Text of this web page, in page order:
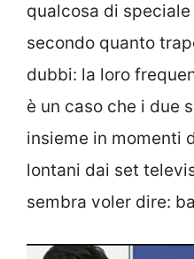
qualcosa di speciale
secondo quanto
dubbi: la loro
è un caso che i due
insieme in momenti
lontani dai set
sembra voler dire: